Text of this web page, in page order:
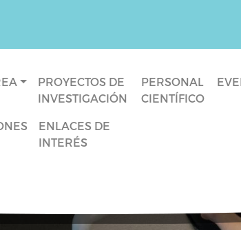
principal
PROYECTOS DE
INVESTIGACIÓN
PERSONAL
CIENTÍFICO
ENLACES DE
INTERÉS